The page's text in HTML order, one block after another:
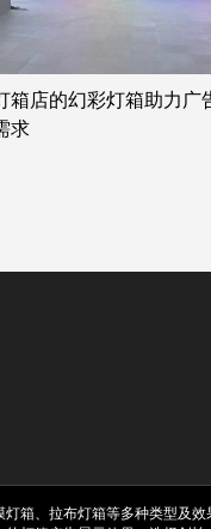
箱店的幻彩灯箱助力广
求
箱、拉布灯箱等多种类型及